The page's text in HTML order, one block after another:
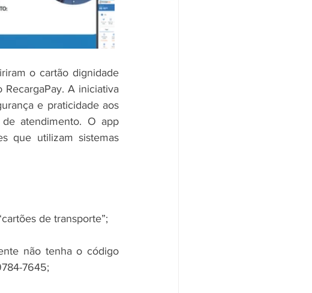
o cartão dignidade
A iniciativa
e praticidade aos
atendimento. O app
que utilizam sistemas
de transporte”;
não tenha o código
7645;